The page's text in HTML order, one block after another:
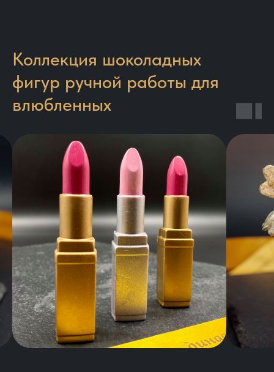
Коллекция шоколадных
фигур ручной работы для
влюбленных